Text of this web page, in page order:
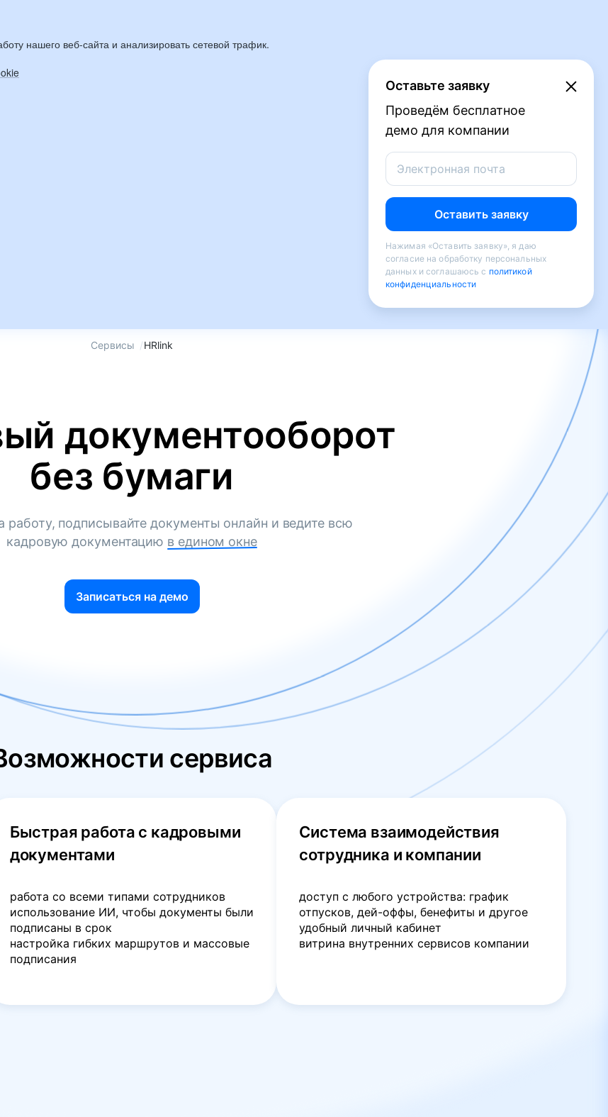
нашего веб-сайта и анализировать сетевой трафик.
Сервисы /HRlink
документооборот
без бумаги
работу, подписывайте документы онлайн и ведите всю
кадровую документацию в едином окне
Записаться на демо
сервиса
Быстрая работа с кадровыми
документами
работа со всеми типами сотрудников
использование ИИ, чтобы документы были
подписаны в срок
настройка гибких маршрутов и массовые
подписания
Система взаимодействия
сотрудника и компании
доступ с любого устройства: график
отпусков, дей-оффы, бенефиты и другое
удобный личный кабинет
витрина внутренних сервисов компании
Оставьте заявку
Проведём бесплатное
демо для компании
Электронная почта
Оставить заявку
Нажимая «Оставить заявку», я даю
согласие на обработку персональных
данных и соглашаюсь с политикой
конфиденциальности